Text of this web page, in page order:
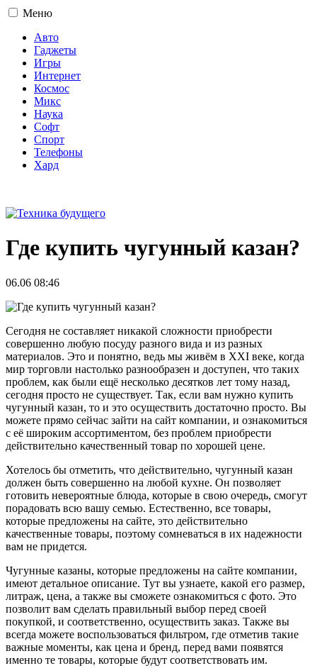
Меню
Авто
Гаджеты
Игры
Интернет
Космос
Микс
Наука
Софт
Спорт
Телефоны
Хард
Где купить чугунный казан?
06.06 08:46
Сегодня не составляет никакой сложности приобрести
совершенно любую посуду разного вида и из разных
материалов. Это и понятно, ведь мы живём в XXI веке, когда
мир торговли настолько разнообразен и доступен, что таких
проблем, как были ещё несколько десятков лет тому назад,
сегодня просто не существует. Так, если вам нужно купить
чугунный казан, то и это осуществить достаточно просто. Вы
можете прямо сейчас зайти на сайт компании, и ознакомиться
с её широким ассортиментом, без проблем приобрести
действительно качественный товар по хорошей цене.
Хотелось бы отметить, что действительно, чугунный казан
должен быть совершенно на любой кухне. Он позволяет
готовить невероятные блюда, которые в свою очередь, смогут
порадовать всю вашу семью. Естественно, все товары,
которые предложены на сайте, это действительно
качественные товары, поэтому сомневаться в их надежности
вам не придется.
Чугунные казаны, которые предложены на сайте компании,
имеют детальное описание. Тут вы узнаете, какой его размер,
литраж, цена, а также вы сможете ознакомиться с фото. Это
позволит вам сделать правильный выбор перед своей
покупкой, и соответственно, осуществить заказ. Также вы
всегда можете воспользоваться фильтром, где отметив такие
важные моменты, как цена и бренд, перед вами появятся
именно те товары, которые будут соответствовать им.